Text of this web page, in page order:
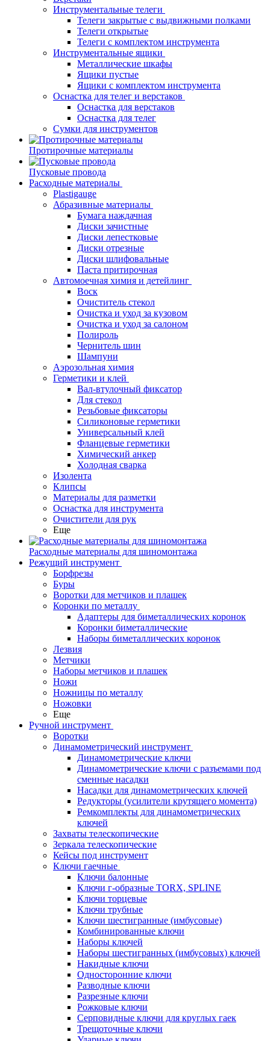
Инструментальные телеги
Телеги закрытые с выдвижными полками
Телеги открытые
Телеги с комплектом инструмента
Инструментальные ящики
Металлические шкафы
Ящики пустые
Ящики с комплектом инструмента
Оснастка для телег и верстаков
Оснастка для верстаков
Оснастка для телег
Сумки для инструментов
Протирочные материалы
Пусковые провода
Расходные материалы
Plastigauge
Абразивные материалы
Бумага наждачная
Диски зачистные
Диски лепестковые
Диски отрезные
Диски шлифовальные
Паста притирочная
Автомоечная химия и детейлинг
Воск
Очиститель стекол
Очистка и уход за кузовом
Очистка и уход за салоном
Полироль
Чернитель шин
Шампуни
Аэрозольная химия
Герметики и клей
Вал-втулочный фиксатор
Для стекол
Резьбовые фиксаторы
Силиконовые герметики
Универсальный клей
Фланцевые герметики
Химический анкер
Холодная сварка
Изолента
Клипсы
Материалы для разметки
Оснастка для инструмента
Очистители для рук
Еще
Расходные материалы для шиномонтажа
Режущий инструмент
Борфрезы
Буры
Воротки для метчиков и плашек
Коронки по металлу
Адаптеры для биметаллических коронок
Коронки биметаллические
Наборы биметаллических коронок
Лезвия
Метчики
Наборы метчиков и плашек
Ножи
Ножницы по металлу
Ножовки
Еще
Ручной инструмент
Воротки
Динамометрический инструмент
Динамометрические ключи
Динамометрические ключи с разъемами под
сменные насадки
Насадки для динамометрических ключей
Редукторы (усилители крутящего момента)
Ремкомплекты для динамометрических
ключей
Захваты телескопические
Зеркала телескопические
Кейсы под инструмент
Ключи гаечные
Ключи балонные
Ключи г-образные TORX, SPLINE
Ключи торцевые
Ключи трубные
Ключи шестигранные (имбусовые)
Комбинированные ключи
Наборы ключей
Наборы шестигранных (имбусовых) ключей
Накидные ключи
Односторонние ключи
Разводные ключи
Разрезные ключи
Рожковые ключи
Серповидные ключи для круглых гаек
Трещоточные ключи